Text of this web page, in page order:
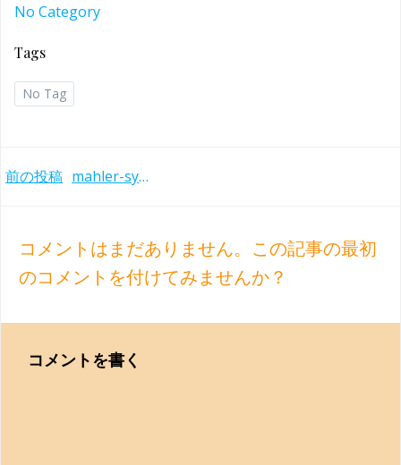
No Category
Tags
No Tag
Post
前の投稿 mahler-symphonies-rattle-1984to2004
コメントはまだありません。この記事の最初
のコメントを付けてみませんか？
コメントを書く